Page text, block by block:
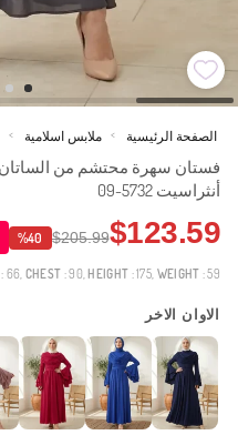
الصفحة الرئيسية > ملابس اسلامية >
أنثراسيت 5732-09
$123.59
$205.99
%40
: 66, CHEST : 90, HEIGHT : 175, WEIGHT : 59
الاوان الاخر